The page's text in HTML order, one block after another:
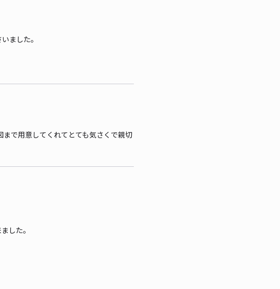
ました。
で用意してくれてとても気さくで親切
した。